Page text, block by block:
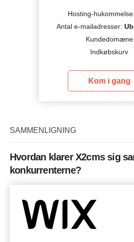
Hosting-hukommelse:
Antal e-mailadresser:
Kundedomæne
Indkøbskurv
Kom i gang
SAMMENLIGNING
Hvordan klarer X2cms sig
konkurrenterne?